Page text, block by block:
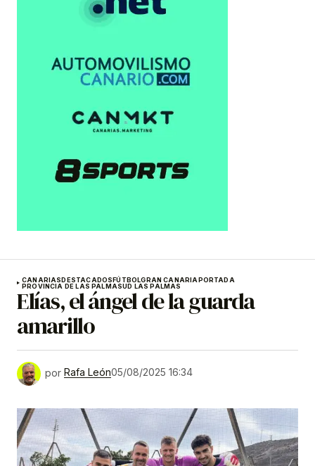
CANARIASDESTACADOSFÚTBOLGRAN CANARIAPORTADA
PROVINCIA DE LAS PALMASUD LAS PALMAS
Elías, el ángel de la guarda
amarillo
por Rafa León05/08/2025 16:34